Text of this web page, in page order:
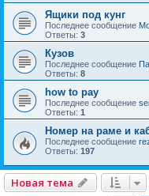
Ящики под кунг
Последнее сообщение
Ответы: 3
Кузов
Последнее сообщение
Ответы: 8
how to pay
Последнее сообщение
Ответы: 1
Номер на раме и
Последнее сообщение
Ответы: 197
Новая тема